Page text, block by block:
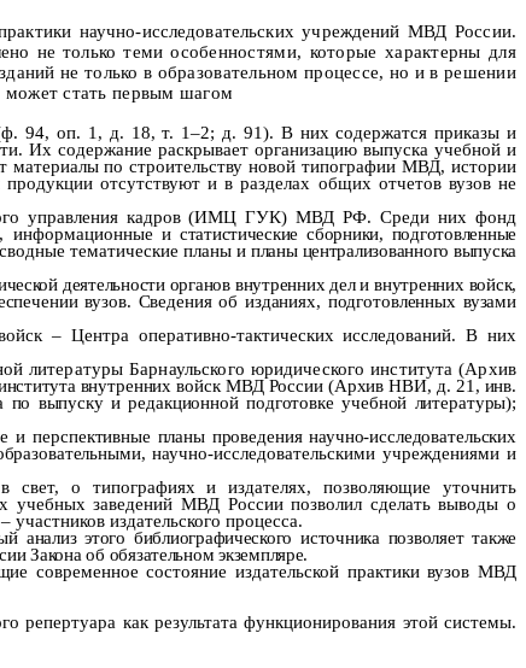
научно-исследовательских учреждений МВД России.
не только темиособенностями, которые характерны для
не только в образовательном процессе, но и в решении
может стать первым шагом
(ф. 94, оп. 1, д. 18, т. 1–2; д. 91). В них содержатся приказы и
Их содержание раскрывает организацию выпуска учебной и
материалы по строительству новой типографии МВД, истории
отсутствуют и в разделах общих отчетов вузов не
управления кадров (ИМЦ ГУК) МВД РФ. Среди них фонд
информационныеи статистические сборники, подготовленные
сводные тематические планыи планы централизованного выпуска
деятельности органов внутренних дел и внутренних войск,
вузов. Сведения об изданиях, подготовленных вузами
– Центра оперативно-тактических исследований. В них
литературы Барнаульского юридического института (Архив
внутренних войск МВД России (Архив НВИ, д. 21, инв.
выпуску и редакционной подготовке учебной литературы);
и перспективные планы проведения научно-исследовательских
научно-исследовательскими учреждениями и
о типографиях и издателях, позволяющие уточнить
учебных заведений МВД России позволил сделать выводы о
издательского процесса.
анализ этого библиографического источника позволяет также
Закона об обязательном экземпляре.
современное состояние издательской практики вузов МВД
репертуара как результата функционирования этой системы.